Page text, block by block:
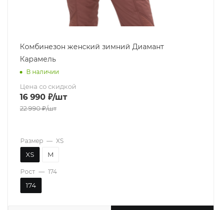
Комбинезон женский зимний Диамант
Карамель
В наличии
Цена со скидкой
16 990 ₽/шт
22 990₽/шт
Размер — XS
XS M
Рост — 174
174